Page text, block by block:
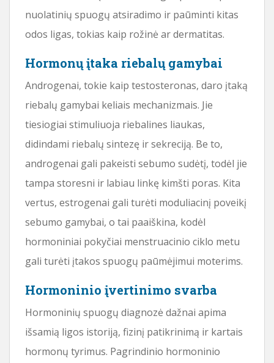
nuolatinių spuogų atsiradimo ir paūminti kitas
odos ligas, tokias kaip rožinė ar dermatitas.
Hormonų įtaka riebalų gamybai
Androgenai, tokie kaip testosteronas, daro įtaką
riebalų gamybai keliais mechanizmais. Jie
tiesiogiai stimuliuoja riebalines liaukas,
didindami riebalų sintezę ir sekreciją. Be to,
androgenai gali pakeisti sebumo sudėtį, todėl jie
tampa storesni ir labiau linkę kimšti poras. Kita
vertus, estrogenai gali turėti moduliacinį poveikį
sebumo gamybai, o tai paaiškina, kodėl
hormoniniai pokyčiai menstruacinio ciklo metu
gali turėti įtakos spuogų paūmėjimui moterims.
Hormoninio įvertinimo svarba
Hormoninių spuogų diagnozė dažnai apima
išsamią ligos istoriją, fizinį patikrinimą ir kartais
hormonų tyrimus. Pagrindinio hormoninio